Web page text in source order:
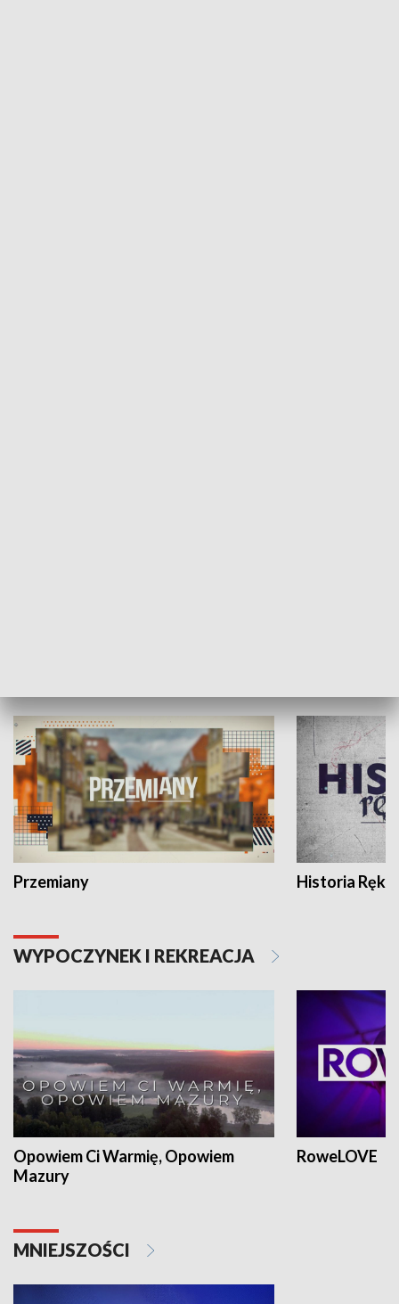
Przemiany Historia Ręką
WYPOCZYNEK I REKREACJA
Opowiem Ci Warmię, Opowiem
Mazury
RoweLOVE
MNIEJSZOŚCI